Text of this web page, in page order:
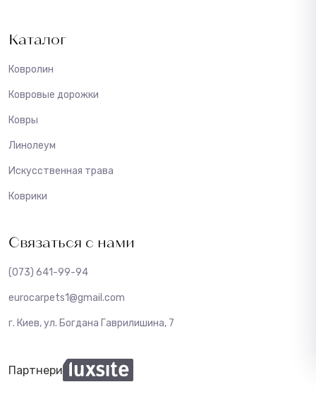
Каталог
Ковролин
Ковровые дорожки
Ковры
Линолеум
Искусственная трава
Коврики
Связаться с нами
(073) 641-99-94
eurocarpets1@gmail.com
г. Киев, ул. Богдана Гаврилишина, 7
Партнери